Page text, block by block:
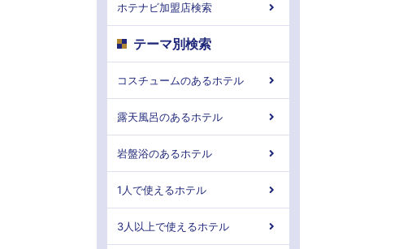
ホテナビ加盟店検索
テーマ別検索
コスチュームのあるホテル
露天風呂のあるホテル
岩盤浴のあるホテル
1人で使えるホテル
3人以上で使えるホテル